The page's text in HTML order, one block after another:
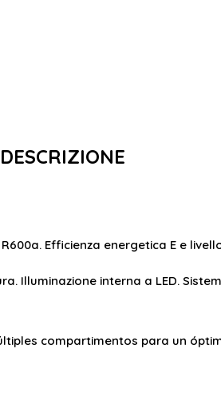
DESCRIZIONE
Efficienza energetica E e
Illuminazione interna a LED.
compartimentos para un